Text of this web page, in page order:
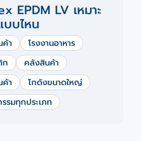
EPDM LV เหมาะ
บบไหน
ค้า
โรงงานอาหาร
ก
คลังสินค้า
ค้า
โกดังขนาดใหญ่
รมทุกประเภท